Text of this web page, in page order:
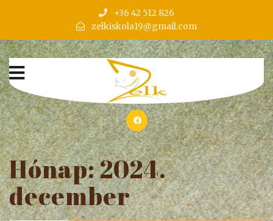
+36 42 512 826
zelkiskola19@gmail.com
Hónap:2024.
december